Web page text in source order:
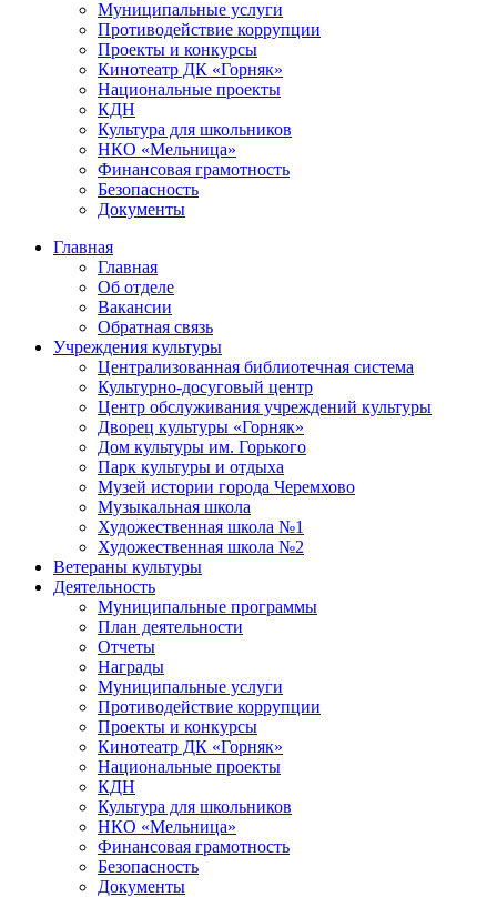
Муниципальные услуги
Противодействие коррупции
Проекты и конкурсы
Кинотеатр ДК «Горняк»
Национальные проекты
КДН
Культура для школьников
НКО «Мельница»
Финансовая грамотность
Безопасность
Документы
Главная
Главная
Об отделе
Вакансии
Обратная связь
Учреждения культуры
Централизованная библиотечная система
Культурно-досуговый центр
Центр обслуживания учреждений культуры
Дворец культуры «Горняк»
Дом культуры им. Горького
Парк культуры и отдыха
Музей истории города Черемхово
Музыкальная школа
Художественная школа №1
Художественная школа №2
Ветераны культуры
Деятельность
Муниципальные программы
План деятельности
Отчеты
Награды
Муниципальные услуги
Противодействие коррупции
Проекты и конкурсы
Кинотеатр ДК «Горняк»
Национальные проекты
КДН
Культура для школьников
НКО «Мельница»
Финансовая грамотность
Безопасность
Документы